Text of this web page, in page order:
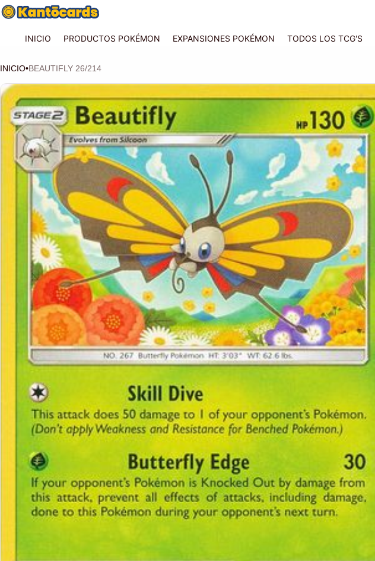
INICIO PRODUCTOS POKÉMON EXPANSIONES POKÉMON TODOS LOS TCG'S
INICIO•BEAUTIFLY 26/214
DEL PRODUCTO